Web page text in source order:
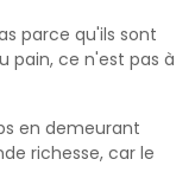
parce qu'ils sont
pain, ce n'est pas à
en demeurant
richesse, car le